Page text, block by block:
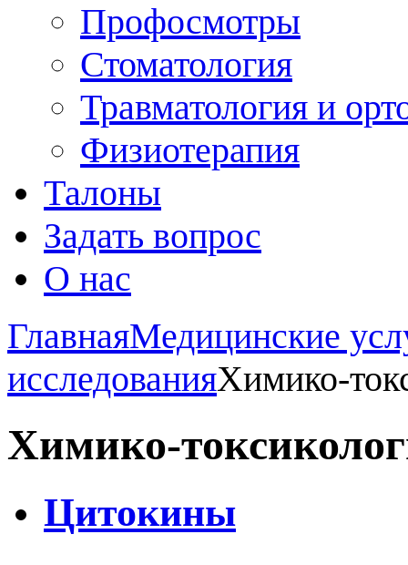
Профосмотры
Стоматология
Травматология и
Физиотерапия
Талоны
Задать вопрос
О нас
ГлавнаяМедицинские
исследованияХимико-
Химико-
Цитокины